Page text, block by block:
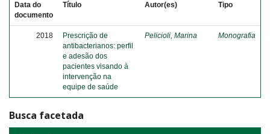
Data do
documento
Título Autor(es) Tipo
2018
Prescrição de
antibacterianos: perfil
e adesão dos
pacientes visando à
intervenção na
equipe de saúde
Pelicioli, Marina Monografia
Busca facetada